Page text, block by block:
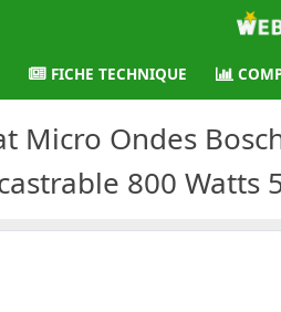
FICHE TECHNIQUE
Micro Ondes
800 Watts